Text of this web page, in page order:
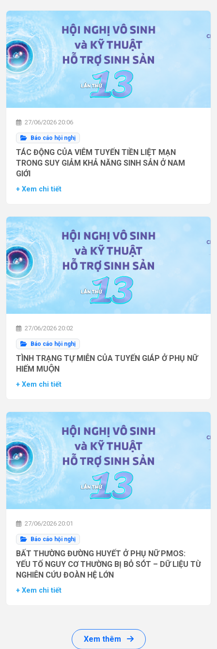
27/06/2026 20:06
Báo cáo hội nghị
TÁC ĐỘNG CỦA VIÊM TUYẾN TIỀN LIỆT MẠN
TRONG SUY GIẢM KHẢ NĂNG SINH SẢN Ở NAM
GIỚI
+ Xem chi tiết
27/06/2026 20:02
Báo cáo hội nghị
TÌNH TRẠNG TỰ MIỄN CỦA TUYẾN GIÁP Ở PHỤ NỮ
HIẾM MUỘN
+ Xem chi tiết
27/06/2026 20:01
Báo cáo hội nghị
BẤT THƯỜNG ĐƯỜNG HUYẾT Ở PHỤ NỮ PMOS:
YẾU TỐ NGUY CƠ THƯỜNG BỊ BỎ SÓT – DỮ LIỆU TỪ
NGHIÊN CỨU ĐOÀN HỆ LỚN
+ Xem chi tiết
Xem thêm